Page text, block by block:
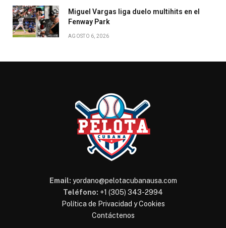
Miguel Vargas liga duelo multihits en el
Fenway Park
AGOSTO 6, 2026
Email: yordano@pelotacubanausa.com
Teléfono: +1 (305) 343-2994
Política de Privacidad y Cookies
Contáctenos